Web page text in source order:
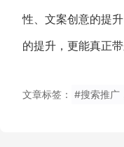
性、文案创意的提
的提升，更能真正
文章标签：